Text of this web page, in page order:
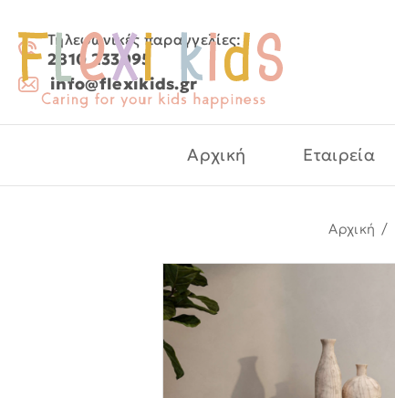
Τηλεφωνικές παραγγελίες:
2810 233095
info@flexikids.gr
Αρχική Εταιρεία
Αρχική /